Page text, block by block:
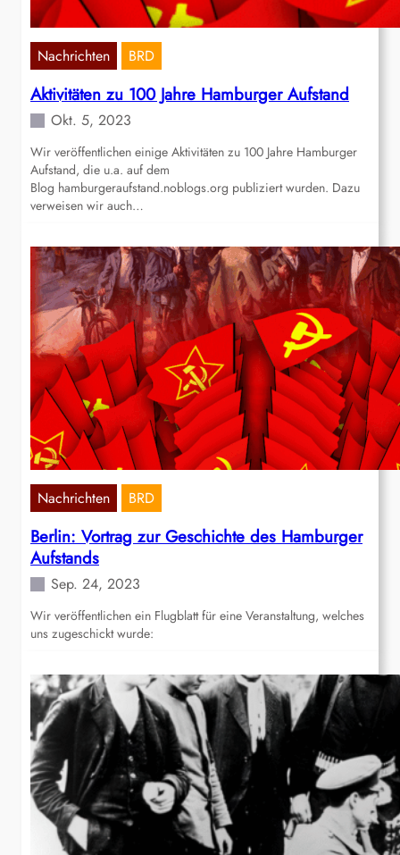
Nachrichten BRD
Aktivitäten zu 100 Jahre Hamburger Aufstand
Okt. 5, 2023
Wir veröffentlichen einige Aktivitäten zu 100 Jahre Hamburger
Aufstand, die u.a. auf dem
Blog hamburgeraufstand.noblogs.org publiziert wurden. Dazu
verweisen wir auch…
Nachrichten BRD
Berlin: Vortrag zur Geschichte des Hamburger
Aufstands
Sep. 24, 2023
Wir veröffentlichen ein Flugblatt für eine Veranstaltung, welches
uns zugeschickt wurde: